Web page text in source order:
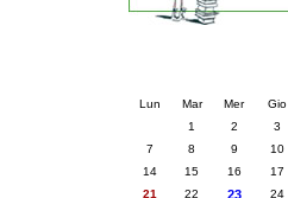
Lun Mar Mer Gio
1
2 3
7
8 9 10
14
15 16 17
21
22 23 24